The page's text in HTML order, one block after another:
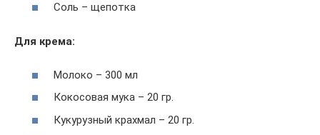
Соль – щепотка
Для крема:
Молоко – 300 мл
Кокосовая мука – 20 гр.
Кукурузный крахмал – 20 гр.